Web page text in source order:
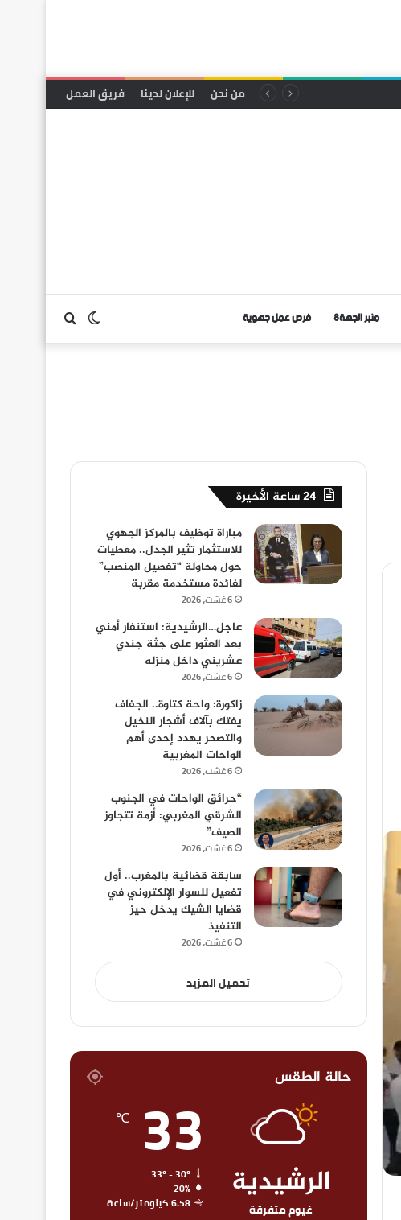
من نحن للإعلان لدينا فريق العمل
منبر الجهة8 فرص عمل جهوية
24 ساعة الأخيرة
مباراة توظيف بالمركز الجهوي
للاستثمار تثير الجدل.. معطيات
حول محاولة “تفصيل المنصب”
لفائدة مستخدمة مقربة
6 غشت، 2026
عاجل…الرشيدية: استنفار أمني
بعد العثور على جثة جندي
عشريني داخل منزله
6 غشت، 2026
زاكورة: واحة كتاوة.. الجفاف
يفتك بآلاف أشجار النخيل
والتصحر يهدد إحدى أهم
الواحات المغربية
6 غشت، 2026
“حرائق الواحات في الجنوب
الشرقي المغربي: أزمة تتجاوز
الصيف”
6 غشت، 2026
سابقة قضائية بالمغرب.. أول
تفعيل للسوار الإلكتروني في
قضايا الشيك يدخل حيز
التنفيذ
6 غشت، 2026
تحميل المزيد
حالة الطقس
الرشيدية
غيوم متفرقة
33
℃
33º - 30º
20%
6.58 كيلومتر/ساعة